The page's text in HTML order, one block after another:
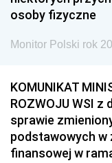
osoby fizyczne
Monitor Polski rok
KOMUNIKAT
ROZWOJU WSI z
sprawie
podstawowych
finansowej w